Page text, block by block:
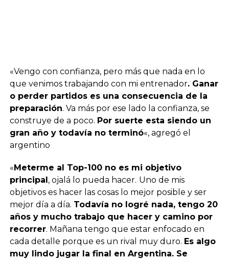
«Vengo con confianza, pero más que nada en lo
que venimos trabajando con mi entrenador. Ganar
o perder partidos es una consecuencia de la
preparación. Va más por ese lado la confianza, se
construye de a poco. Por suerte esta siendo un
gran año y todavía no terminó«, agregó el
argentino
«Meterme al Top-100 no es mi objetivo
principal, ojalá lo pueda hacer. Uno de mis
objetivos es hacer las cosas lo mejor posible y ser
mejor día a día. Todavía no logré nada, tengo 20
años y mucho trabajo que hacer y camino por
recorrer. Mañana tengo que estar enfocado en
cada detalle porque es un rival muy duro. Es algo
muy lindo jugar la final en Argentina. Se